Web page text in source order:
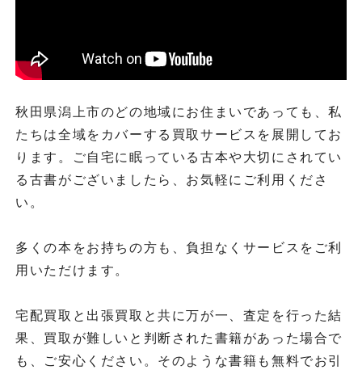
秋田県潟上市のどの地域にお住まいであっても、私
たちは全域をカバーする買取サービスを展開してお
ります。ご自宅に眠っている古本や大切にされてい
る古書がございましたら、お気軽にご利用くださ
い。
多くの本をお持ちの方も、負担なくサービスをご利
用いただけます。
宅配買取と出張買取と共に万が一、査定を行った結
果、買取が難しいと判断された書籍があった場合で
も、ご安心ください。そのような書籍も無料でお引